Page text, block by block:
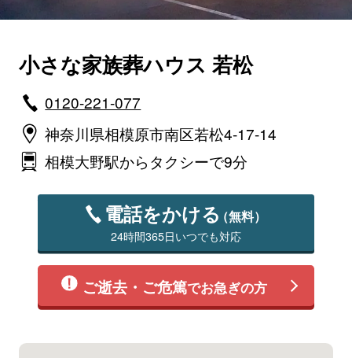
小さな家族葬ハウス 若松
0120-221-077
神奈川県相模原市南区若松4-17-14
相模大野駅からタクシーで9分
電話をかける（無料）
24時間365日いつでも対応
ご逝去・ご危篤でお急ぎの方